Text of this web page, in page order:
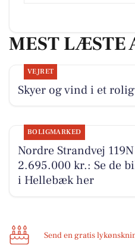
MEST LÆSTE
VEJRET
Skyer og vind i et
BOLIGMARKED
Nordre Strandvej
2.695.000 kr.: Se de
i Hellebæk her
Send en gratis